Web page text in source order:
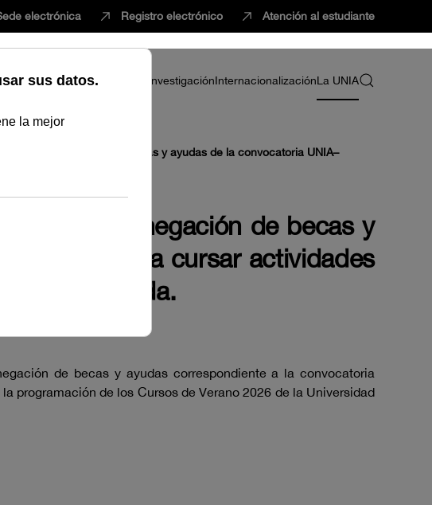
electrónica Registro electrónico Atención al estudiante
Vida universitariaProfesorado InvestigaciónInternacionalizaciónLa UNIA
y denegación de becas y ayudas de la convocatoria UNIA–
y denegación de becas y
Unicaja para cursar actividades
de la Rábida.
de becas y ayudas correspondiente a la convocatoria
programación de los Cursos de Verano 2026 de la Universidad